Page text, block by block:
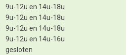
9u-12u en 14u-18u
9u-12u en 14u-18u
9u-12u en 14u-18u
9u-12u en 14u-16u
gesloten